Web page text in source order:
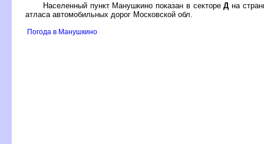
Населенный пункт Манушкино показан в сектореД на
атласа автомобильных дорог Московской обл.
Погода в Манушкино